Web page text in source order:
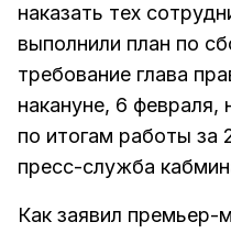
наказать тех
выполнили план по
требование глава
накануне, 6 февраля,
по итогам работы за
пресс-служба
Как заявил премьер-